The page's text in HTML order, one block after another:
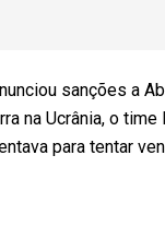
sanções a
na Ucrânia, o
para tentar